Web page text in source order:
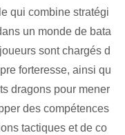
qui combine stratégi
un monde de bata
sont chargés d
forteresse, ainsi qu
dragons pour mener
des compétences
tactiques et de co